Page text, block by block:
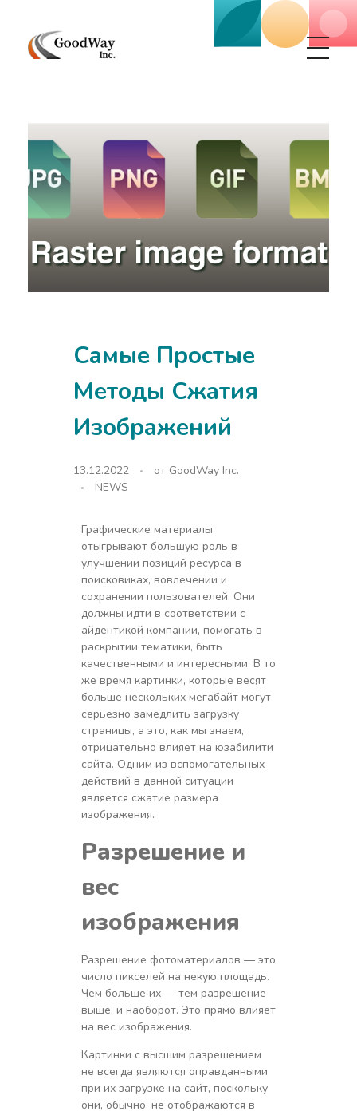
Самые Простые
Методы Сжатия
Изображений
13.12.2022 от GoodWay Inc.
NEWS
Графические материалы
отыгрывают большую роль в
улучшении позиций ресурса в
поисковиках, вовлечении и
сохранении пользователей. Они
должны идти в соответствии с
айдентикой компании, помогать в
раскрытии тематики, быть
качественными и интересными. В то
же время картинки, которые весят
больше нескольких мегабайт могут
серьезно замедлить загрузку
страницы, а это, как мы знаем,
отрицательно влияет на юзабилити
сайта. Одним из вспомогательных
действий в данной ситуации
является сжатие размера
изображения.
Разрешение и
вес
изображения
Разрешение фотоматериалов — это
число пикселей на некую площадь.
Чем больше их — тем разрешение
выше, и наоборот. Это прямо влияет
на вес изображения.
Картинки с высшим разрешением
не всегда являются оправданными
при их загрузке на сайт, поскольку
они, обычно, не отображаются в